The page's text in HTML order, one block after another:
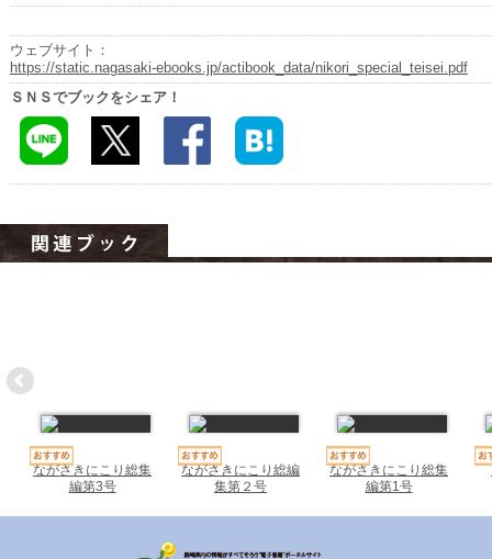
ウェブサイト：
https://static.nagasaki-ebooks.jp/actibook_data/nikori_special_teisei.pdf
ＳＮＳでブックをシェア！
ながさきにこり総集
編第3号
ながさきにこり総編
集第２号
ながさきにこり総集
編第1号
ハイスクールナビ
小・中学校ナビ
いきebooks
ごとうebooks
ながさき市ebooks
さいかいイーブックス